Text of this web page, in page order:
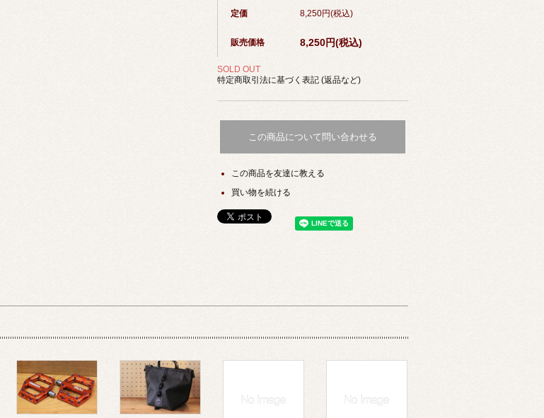
定価 8,250円(税込)
販売価格 8,250円(税込)
SOLD OUT
特定商取引法に基づく表記 (返品など)
この商品について問い合わせる
この商品を友達に教える
買い物を続ける